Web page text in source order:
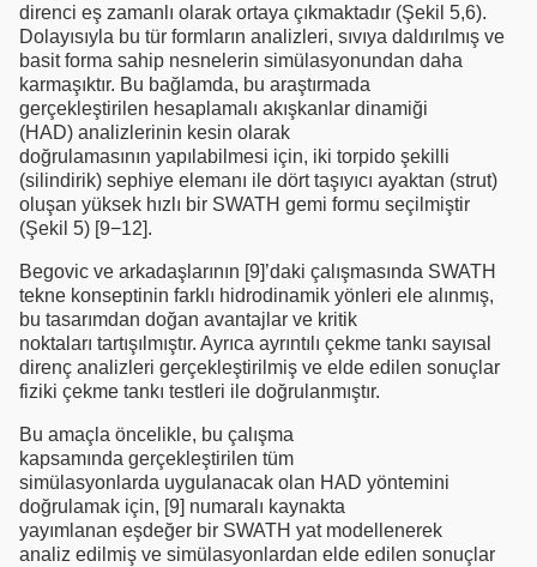
direnci eş zamanlı olarak ortaya çıkmaktadır (Şekil 5,6).
Dolayısıyla bu tür formların analizleri, sıvıya daldırılmış ve
basit forma sahip nesnelerin simülasyonundan daha
karmaşıktır. Bu bağlamda, bu araştırmada
gerçekleştirilen hesaplamalı akışkanlar dinamiği
(HAD) analizlerinin kesin olarak
doğrulamasının yapılabilmesi için, iki torpido şekilli
(silindirik) sephiye elemanı ile dört taşıyıcı ayaktan (strut)
oluşan yüksek hızlı bir SWATH gemi formu seçilmiştir
(Şekil 5) [9−12].
Begovic ve arkadaşlarının [9]’daki çalışmasında SWATH
tekne konseptinin farklı hidrodinamik yönleri ele alınmış,
bu tasarımdan doğan avantajlar ve kritik
noktaları tartışılmıştır. Ayrıca ayrıntılı çekme tankı sayısal
direnç analizleri gerçekleştirilmiş ve elde edilen sonuçlar
fiziki çekme tankı testleri ile doğrulanmıştır.
Bu amaçla öncelikle, bu çalışma
kapsamında gerçekleştirilen tüm
simülasyonlarda uygulanacak olan HAD yöntemini
doğrulamak için, [9] numaralı kaynakta
yayımlanan eşdeğer bir SWATH yat modellenerek
analiz edilmiş ve simülasyonlardan elde edilen sonuçlar